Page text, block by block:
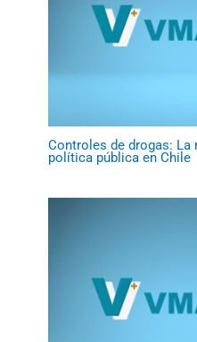
Controles de drogas:
política pública en Chile